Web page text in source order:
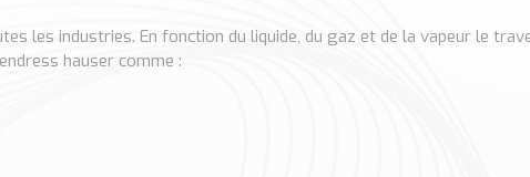
les industries. En fonction du liquide, du gaz et de la vapeur le
hauser comme :